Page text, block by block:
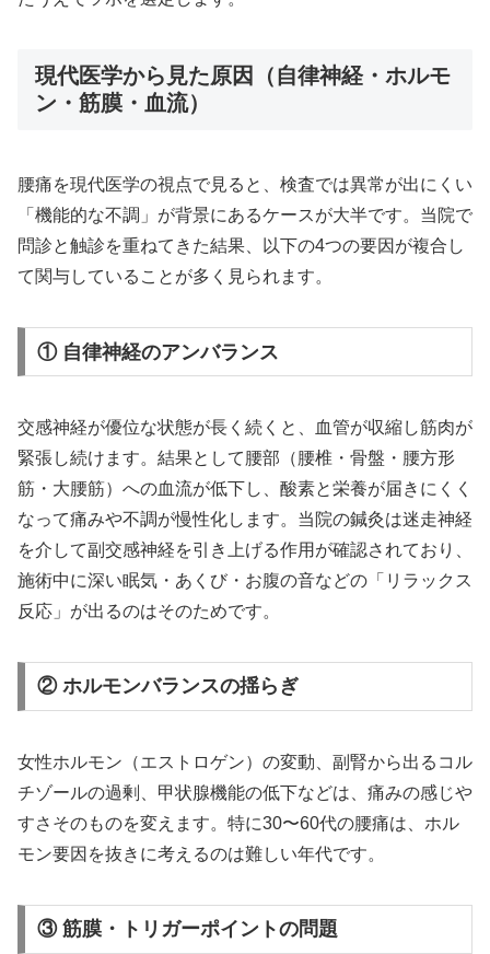
現代医学から見た原因（自律神経・ホルモ
ン・筋膜・血流）
腰痛を現代医学の視点で見ると、検査では異常が出にくい
「機能的な不調」が背景にあるケースが大半です。当院で
問診と触診を重ねてきた結果、以下の4つの要因が複合し
て関与していることが多く見られます。
① 自律神経のアンバランス
交感神経が優位な状態が長く続くと、血管が収縮し筋肉が
緊張し続けます。結果として腰部（腰椎・骨盤・腰方形
筋・大腰筋）への血流が低下し、酸素と栄養が届きにくく
なって痛みや不調が慢性化します。当院の鍼灸は迷走神経
を介して副交感神経を引き上げる作用が確認されており、
施術中に深い眠気・あくび・お腹の音などの「リラックス
反応」が出るのはそのためです。
② ホルモンバランスの揺らぎ
女性ホルモン（エストロゲン）の変動、副腎から出るコル
チゾールの過剰、甲状腺機能の低下などは、痛みの感じや
すさそのものを変えます。特に30〜60代の腰痛は、ホル
モン要因を抜きに考えるのは難しい年代です。
③ 筋膜・トリガーポイントの問題